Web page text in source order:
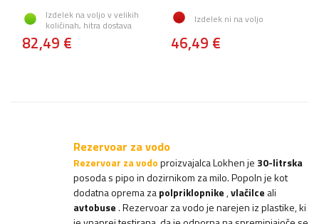
Izdelek na voljo v velikih
količinah, hitra dostava
82,49 €
Izdelek ni na voljo
46,49 €
Rezervoar za vodo
Rezervoar za vodoproizvajalca Lokhen je 30-litrska
posoda s pipo in dozirnikom za milo. Popoln je kot
dodatna oprema zapolpriklopnike,vlačilce ali
avtobuse. Rezervoar za vodo je narejen iz plastike, ki